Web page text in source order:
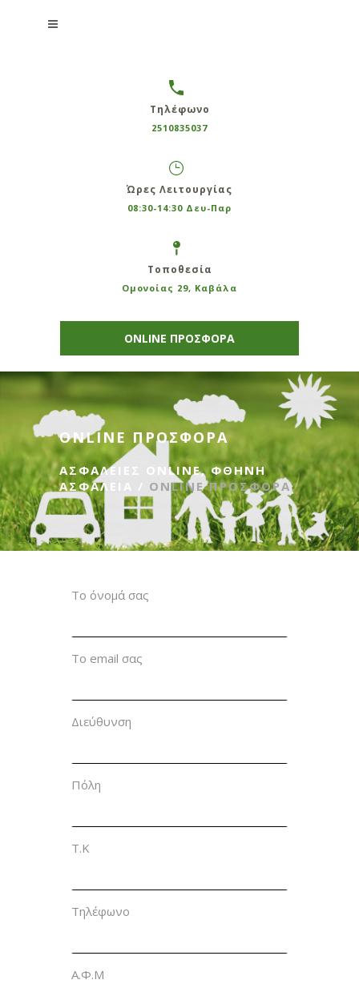
Τηλέφωνο
2510835037
Ώρες Λειτουργίας
08:30-14:30 Δευ-Παρ
Τοποθεσία
Ομονοίας 29, Καβάλα
ONLINE ΠΡΟΣΦΟΡΑ
ONLINE ΠΡΟΣΦΟΡΑ
ΑΣΦΆΛΕΙΕΣ ONLINE, ΦΘΗΝΉ
ΑΣΦΆΛΕΙΑ / ONLINE ΠΡΟΣΦΟΡΑ
Το όνομά σας
Το email σας
Διεύθυνση
Πόλη
Τ.Κ
Τηλέφωνο
Α.Φ.Μ